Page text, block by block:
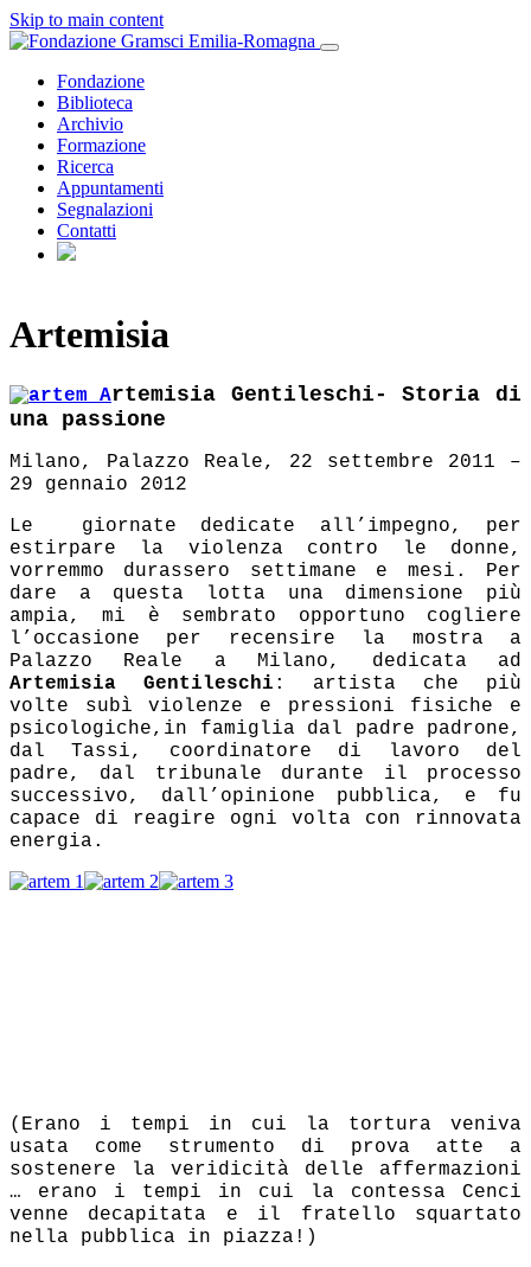
Skip to main content
Fondazione
Biblioteca
Archivio
Formazione
Ricerca
Appuntamenti
Segnalazioni
Contatti
Artemisia
rtemisia Gentileschi-Storia di
una passione
Milano, Palazzo Reale, 22 settembre 2011 –
29 gennaio 2012
Le giornate dedicate all’impegno, per
estirpare la violenza contro le donne,
vorremmo durassero settimane e mesi. Per
dare a questa lotta una dimensione più
ampia, mi è sembrato opportuno cogliere
l’occasione per recensire la mostra a
Palazzo Reale a Milano, dedicata ad
Artemisia Gentileschi : artista che più
volte subì violenze e pressioni fisiche e
psicologiche,in famiglia dal padre padrone,
dal Tassi, coordinatore di lavoro del
padre, dal tribunale durante il processo
successivo, dall’opinione pubblica, e fu
capace di reagire ogni volta con rinnovata
energia.
(Erano i tempi in cui la tortura veniva
usata come strumento di prova atte a
sostenere la veridicità delle affermazioni
… erano i tempi in cui la contessa Cenci
venne decapitata e il fratello squartato
nella pubblica in piazza!)